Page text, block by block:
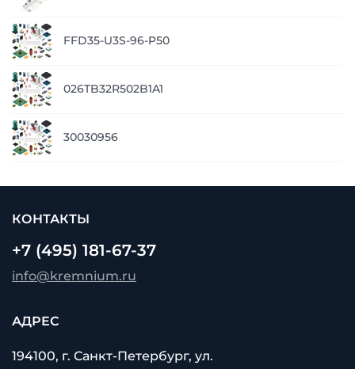
FFD35-U3S-96-P50
026TB32R502B1A1
30030956
КОНТАКТЫ
+7 (495) 181-67-37
info@kremnium.ru
АДРЕС
194100, г. Санкт-Петербург, ул.